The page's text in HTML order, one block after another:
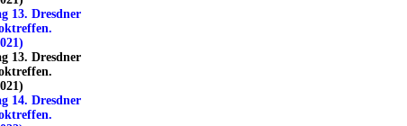
13. Dresdner
13. Dresdner
14. Dresdner